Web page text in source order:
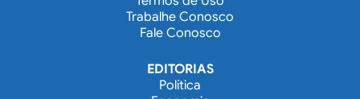
Trabalhe Conosco
Fale Conosco
EDITORIAS
Política